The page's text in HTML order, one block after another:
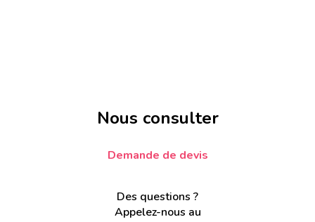
Nous consulter
Demande de devis
Des questions ?
Appelez-nous au